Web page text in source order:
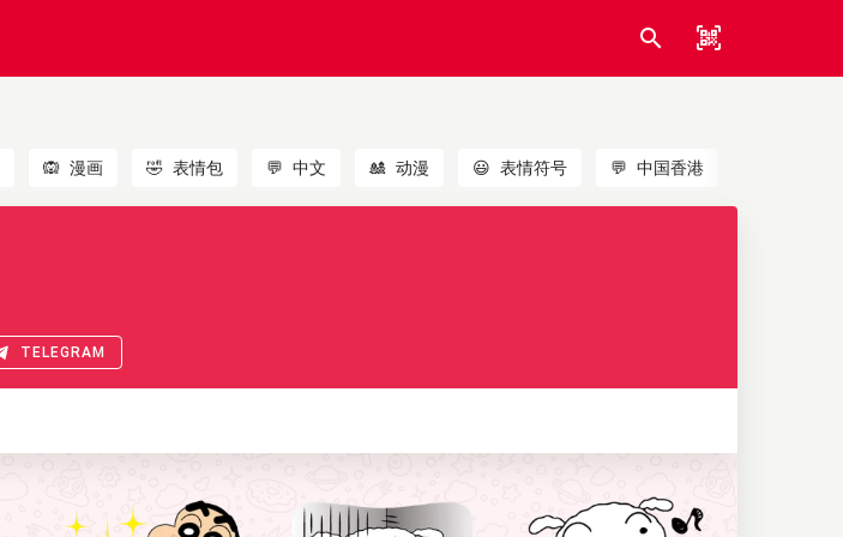
🙉 漫画 🤣 表情包 💬 中文 🎎 动漫 😃 表情符号 💬 中国香港
TELEGRAM